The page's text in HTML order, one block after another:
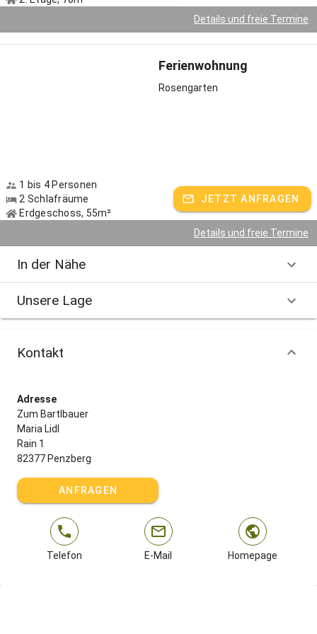
Details und freie Termine
Ferienwohnung
Rosengarten
1 bis 4 Personen
2 Schlafräume
Erdgeschoss, 55m²
JETZT ANFRAGEN
Details und freie Termine
In der Nähe
Unsere Lage
Kontakt
Adresse
Zum Bartlbauer
Maria Lidl
Rain 1
82377 Penzberg
ANFRAGEN
Telefon E-Mail Homepage